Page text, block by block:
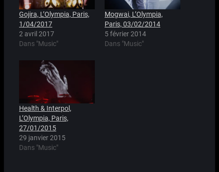
Gojira, L’Olympia, Paris,
1/04/2017
2 avril 2017
Dans "Music"
Mogwai, L’Olympia,
Paris, 03/02/2014
5 février 2014
Dans "Music"
Health & Interpol,
L’Olympia, Paris,
27/01/2015
29 janvier 2015
Dans "Music"